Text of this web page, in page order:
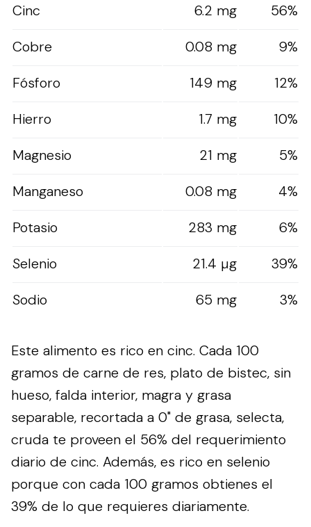
Cinc
6.2 mg
56%
Cobre
0.08 mg
9%
Fósforo
149 mg
12%
Hierro
1.7 mg
10%
Magnesio
21 mg
5%
Manganeso
0.08 mg
4%
Potasio
283 mg
6%
Selenio
21.4 µg
39%
Sodio
65 mg 3%
Este alimento es rico en cinc. Cada 100
gramos de carne de res, plato de bistec, sin
hueso, falda interior, magra y grasa
separable, recortada a 0" de grasa, selecta,
cruda te proveen el 56% del requerimiento
diario de cinc. Además, es rico en selenio
porque con cada 100 gramos obtienes el
39% de lo que requieres diariamente.